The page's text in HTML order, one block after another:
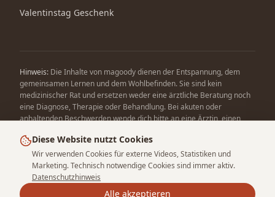
Diese Website nutzt Cookies
Wir verwenden Cookies für externe Videos, Statistiken und
Marketing. Technisch notwendige Cookies sind immer aktiv.
Datenschutzhinweis
Alle akzeptieren
Valentinstag Geschenk
Hinweis: Die Inhalte von magoody dienen der Entspannung, dem
gemeinsamen Lernen und dem Wohlbefinden. Sie sind kein
medizinischer Rat und ersetzen weder eine ärztliche Beratung noch
eine Diagnose, Therapie oder Behandlung. Bei akuten oder
anhaltenden Beschwerden wende dich bitte an eine Ärztin, einen